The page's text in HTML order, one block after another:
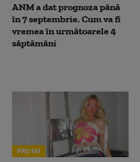
ANM a dat prognoza până
în 7 septembrie. Cum va fi
vremea în următoarele 4
săptămâni
PRO FM